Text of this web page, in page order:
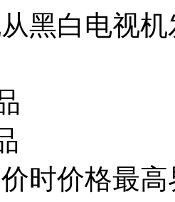
黑白电视
新产
代产
价时价格最